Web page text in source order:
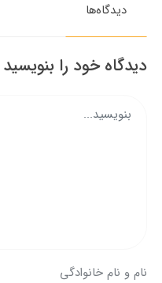
دیدگاه‌ها
دیدگاه خود را بنویسید
نام و نام خانوادگی